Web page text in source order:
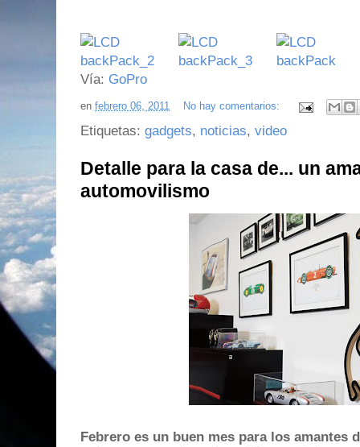
Vía: GoPro
en febrero 06, 2011 No hay comentarios:
Etiquetas: gadgets, noticias, video
Detalle para la casa de... un
automovilismo
Febrero es un buen mes para los amantes